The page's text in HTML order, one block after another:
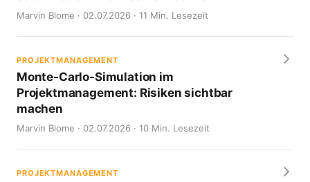
Marvin Blome · 02.07.2026 · 11 Min. Lesezeit
PROJEKTMANAGEMENT
Monte-Carlo-Simulation im
Projektmanagement: Risiken sichtbar
machen
Marvin Blome · 02.07.2026 · 10 Min. Lesezeit
PROJEKTMANAGEMENT